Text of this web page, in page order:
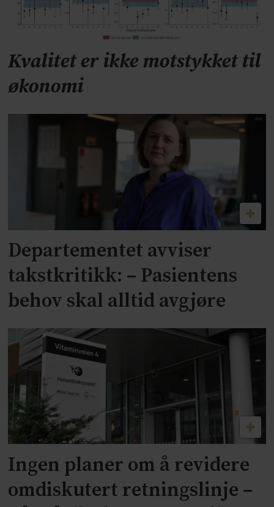
Kvalitet er ikke motstykket til
økonomi
Departementet avviser
takstkritikk: – Pasientens
behov skal alltid avgjøre
Ingen planer om å revidere
omdiskutert retningslinje –